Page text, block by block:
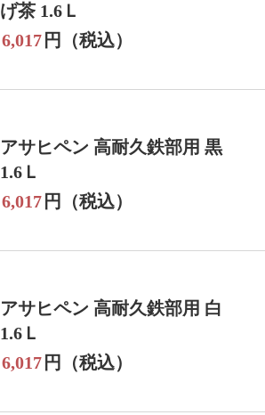
げ茶 1.6Ｌ
6,017 円（税込）
アサヒペン 高耐久鉄部用 黒
1.6Ｌ
6,017 円（税込）
アサヒペン 高耐久鉄部用 白
1.6Ｌ
6,017 円（税込）